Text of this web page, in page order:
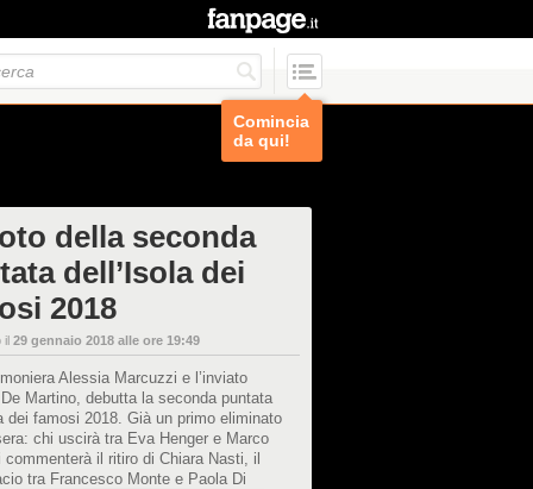
Comincia
da qui!
della seconda
dell’Isola dei
2018
il 29 gennaio 2018 alle ore 19:49
Alessia Marcuzzi e l’inviato
Martino, debutta la seconda puntata
dei famosi 2018. Già un primo eliminato
chi uscirà tra Eva Henger e Marco
commenterà il ritiro di Chiara Nasti, il
tra Francesco Monte e Paola Di